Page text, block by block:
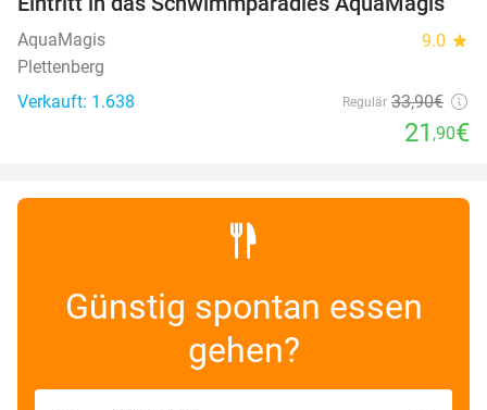
35%
AquaMagis 9.0 star
Plettenberg
Verkauft: 1.638
Regulär 33,90€
21 ,90€
Günstig spontan essen
gehen?